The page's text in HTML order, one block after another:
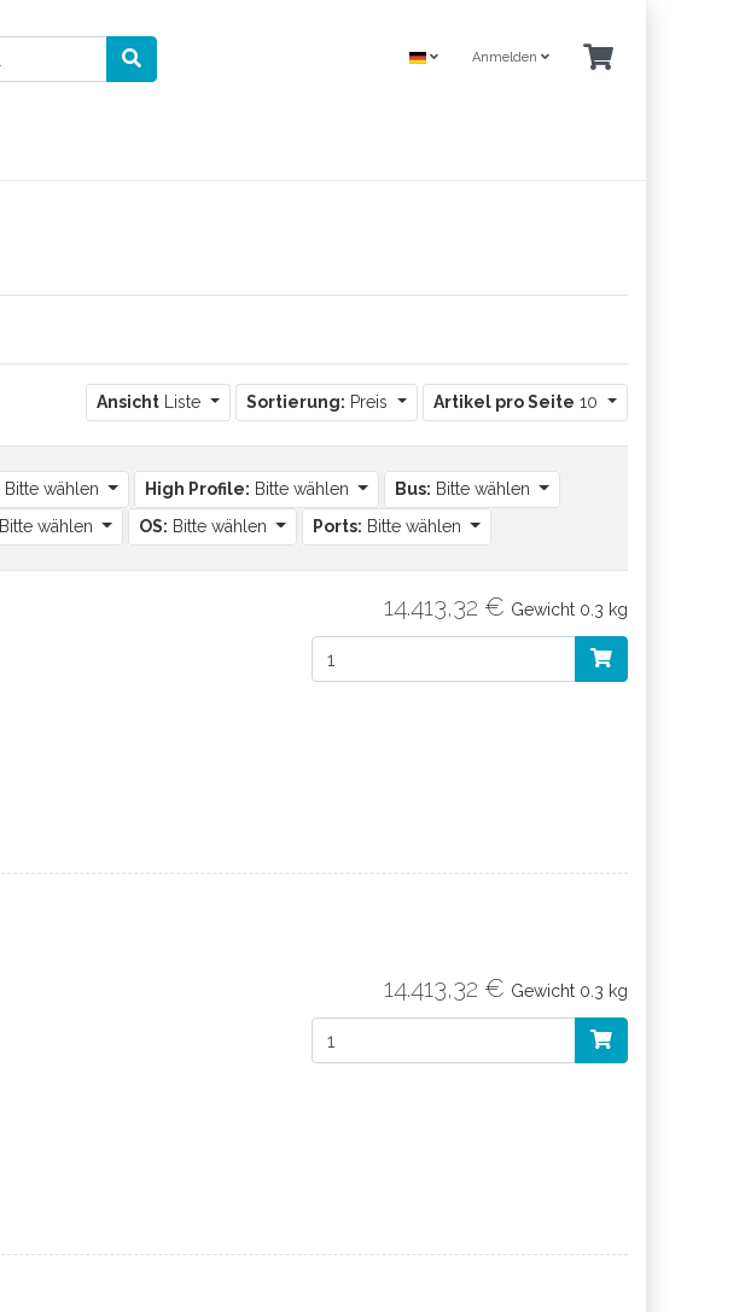
Anmelden
Ansicht Liste Sortierung: Preis Artikel pro Seite 10
Bitte wählen High Profile: Bitte wählen Bus: Bitte wählen
Bitte wählen OS: Bitte wählen Ports: Bitte wählen
14.413,32 € Gewicht 0.3 kg
14.413,32 € Gewicht 0.3 kg